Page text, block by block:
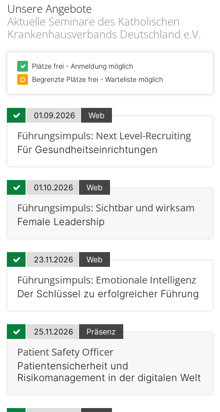
Unsere Angebote
Aktuelle Seminare des Katholischen
Krankenhausverbands Deutschland e.V.
Plätze frei - Anmeldung möglich
Begrenzte Plätze frei - Warteliste möglich
01.09.2026 Web
Führungsimpuls: Next Level-Recruiting
Für Gesundheitseinrichtungen
01.10.2026 Web
Führungsimpuls: Sichtbar und wirksam
Female Leadership
23.11.2026 Web
Führungsimpuls: Emotionale Intelligenz
Der Schlüssel zu erfolgreicher Führung
25.11.2026 Präsenz
Patient Safety Officer
Patientensicherheit und
Risikomanagement in der digitalen Welt